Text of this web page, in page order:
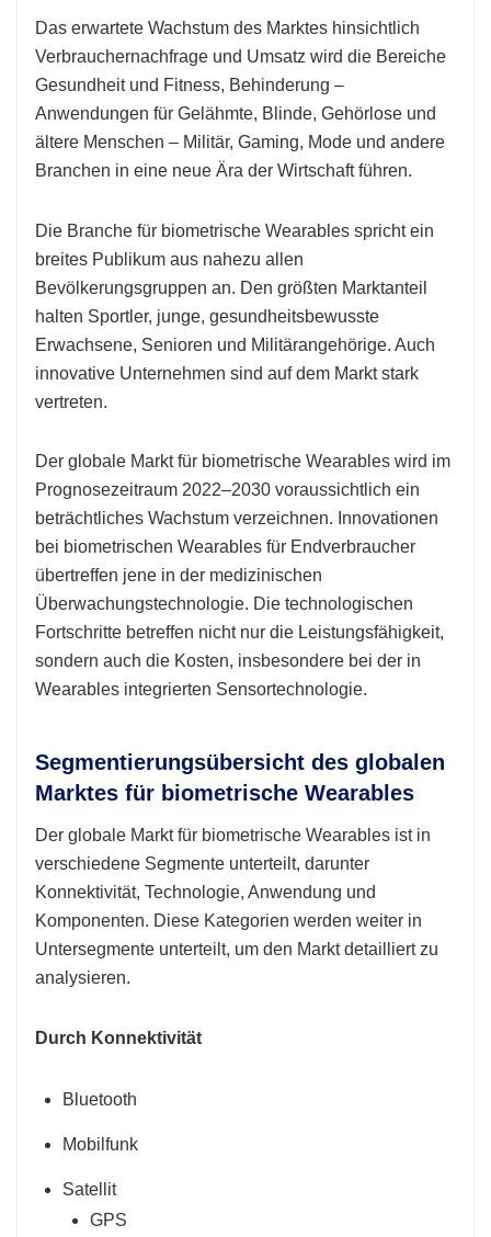
Das erwartete Wachstum des Marktes hinsichtlich
Verbrauchernachfrage und Umsatz wird die Bereiche
Gesundheit und Fitness, Behinderung –
Anwendungen für Gelähmte, Blinde, Gehörlose und
ältere Menschen – Militär, Gaming, Mode und andere
Branchen in eine neue Ära der Wirtschaft führen.
Die Branche für biometrische Wearables spricht ein
breites Publikum aus nahezu allen
Bevölkerungsgruppen an. Den größten Marktanteil
halten Sportler, junge, gesundheitsbewusste
Erwachsene, Senioren und Militärangehörige. Auch
innovative Unternehmen sind auf dem Markt stark
vertreten.
Der globale Markt für biometrische Wearables wird im
Prognosezeitraum 2022–2030 voraussichtlich ein
beträchtliches Wachstum verzeichnen. Innovationen
bei biometrischen Wearables für Endverbraucher
übertreffen jene in der medizinischen
Überwachungstechnologie. Die technologischen
Fortschritte betreffen nicht nur die Leistungsfähigkeit,
sondern auch die Kosten, insbesondere bei der in
Wearables integrierten Sensortechnologie.
Segmentierungsübersicht des globalen
Marktes für biometrische Wearables
Der globale Markt für biometrische Wearables ist in
verschiedene Segmente unterteilt, darunter
Konnektivität, Technologie, Anwendung und
Komponenten. Diese Kategorien werden weiter in
Untersegmente unterteilt, um den Markt detailliert zu
analysieren.
Durch Konnektivität
Bluetooth
Mobilfunk
Satellit
GPS